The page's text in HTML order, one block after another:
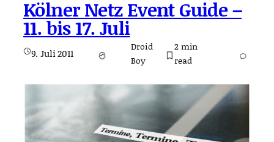
Kölner Netz Event Guide –
11. bis 17. Juli
9. Juli 2011
Droid
Boy
2min
read